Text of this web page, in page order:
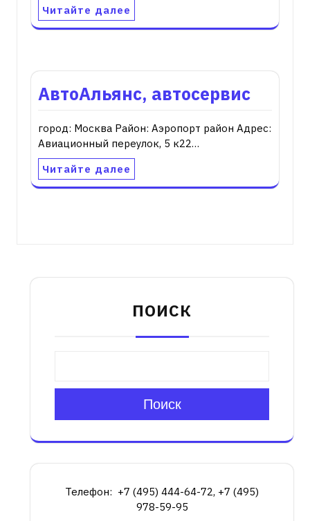
Читайте далее
АвтоАльянс, автосервис
город: Москва Район: Аэропорт район Адрес:
Авиационный переулок, 5 к22…
Читайте далее
ПОИСК
Поиск
Телефон: +7 (495) 444-64-72, +7 (495)
978-59-95